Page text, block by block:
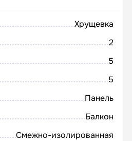
Хрущевка
2
5
5
Панель
Балкон
Смежно-изолированная